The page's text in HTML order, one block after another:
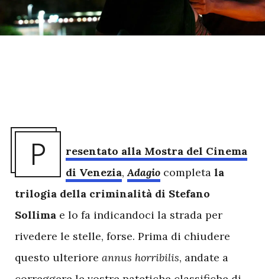
P
resentato alla Mostra del Cinema
di Venezia,Adagio completa la
trilogia della criminalità di Stefano
Sollima e lo fa indicandoci la strada per
rivedere le stelle, forse. Prima di chiudere
questo ulteriore annus horribilis, andate a